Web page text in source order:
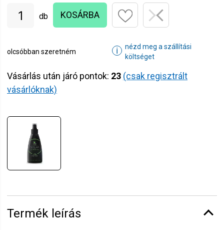
db KOSÁRBA
olcsóbban szeretném ℹ
nézd meg a szállítási
költséget
Vásárlás után járó pontok: 23 (csak regisztrált
vásárlóknak)
Termék leírás